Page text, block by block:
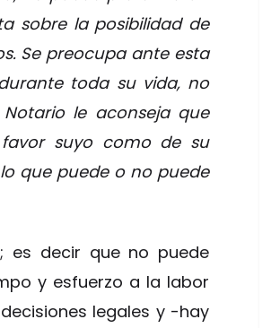
sobre la posibilidad de
Se preocupa ante esta
toda su vida, no
le aconseja que
suyo como de su
que puede o no puede
es decir que no puede
y esfuerzo a la labor
legales y -hay